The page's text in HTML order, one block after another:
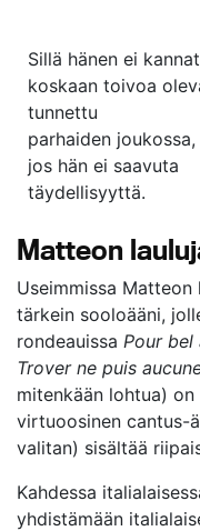
Sillä hänen ei
koskaan toivoa
tunnettu
parhaiden joukossa,
jos hän ei saavuta
täydellisyyttä.
Matteon
Useimmissa
tärkein sooloääni,
rondeauissa Pour bel
Trover ne puis
mitenkään lohtua)
virtuoosinen cantus-
valitan) sisältää
Kahdessa
yhdistämään